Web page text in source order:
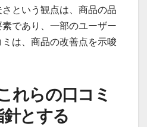
という観点は、商品の品
であり、一部のユーザー
は、商品の改善点を示唆
れらの口コミ
とする